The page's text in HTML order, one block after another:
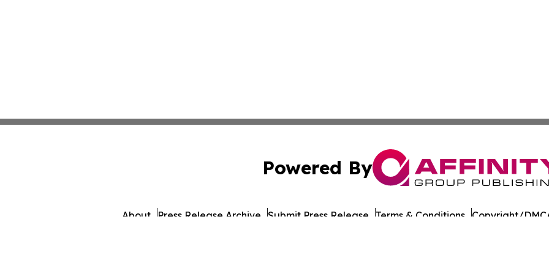
Powered By
About Press Release Archive Submit Press Release Terms & Conditions Copyright/